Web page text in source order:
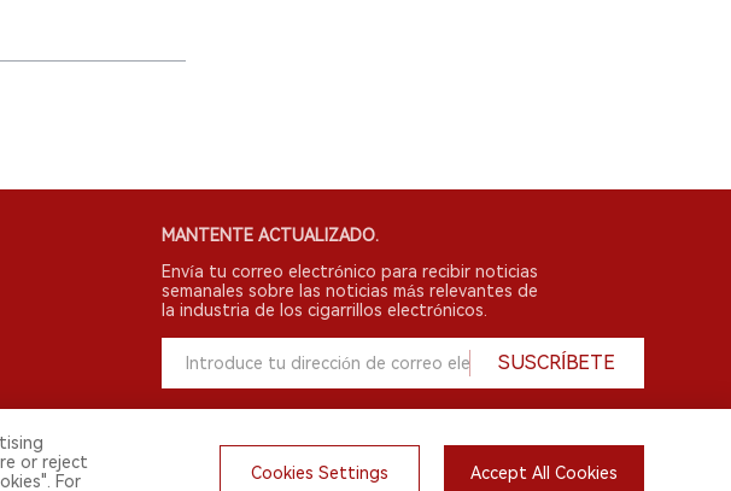
MANTENTE ACTUALIZADO.
Envía tu correo electrónico para recibir noticias
semanales sobre las noticias más relevantes de
la industria de los cigarrillos electrónicos.
SUSCRÍBETE
or reject
For
Cookies Settings Accept All Cookies